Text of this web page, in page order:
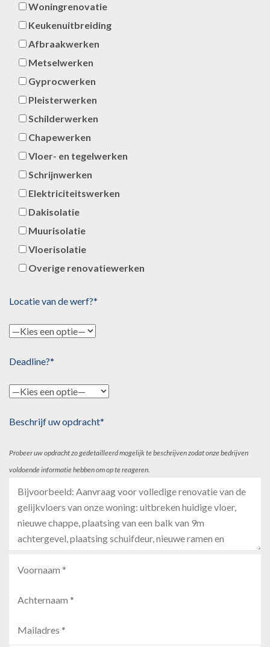
Woningrenovatie
Keukenuitbreiding
Afbraakwerken
Metselwerken
Gyprocwerken
Pleisterwerken
Schilderwerken
Chapewerken
Vloer- en tegelwerken
Schrijnwerken
Elektriciteitswerken
Dakisolatie
Muurisolatie
Vloerisolatie
Overige renovatiewerken
Locatie van de werf?*
Deadline?*
Beschrijf uw opdracht*
Probeer uw opdracht zo gedetailleerd mogelijk te beschrijven zodat onze bedrijven
voldoende informatie hebben om op te reageren.